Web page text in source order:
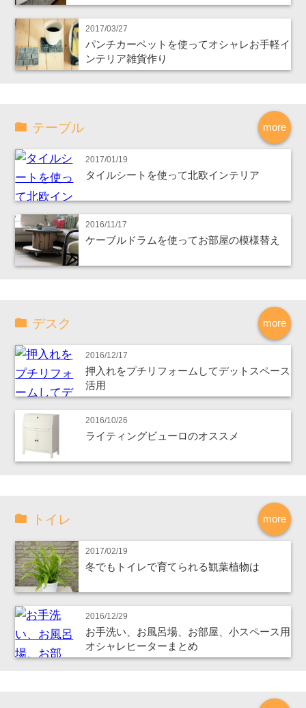
2017/03/27
パンチカーペットを使ってオシャレお手軽イ
ンテリア雑貨作り
more
テーブル
2017/01/19
タイルシートを使って北欧インテリア
2016/11/17
ケーブルドラムを使ってお部屋の模様替え
more
デスク
2016/12/17
押入れをプチリフォームしてデットスペース
活用
2016/10/26
ライティングビューロのオススメ
more
トイレ
2017/02/19
冬でもトイレで育てられる観葉植物は
2016/12/29
お手洗い、お風呂場、お部屋、小スペース用
オシャレヒーターまとめ